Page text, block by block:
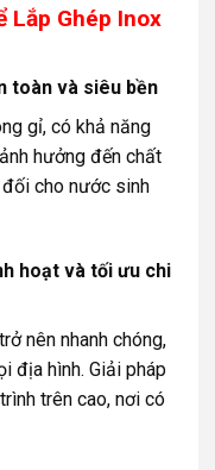
Lắp Ghép Inox
toàn và siêu bền
gỉ, có khả năng
hưởng đến chất
cho nước sinh
hoạt và tối ưu chi
nên nhanh chóng,
địa hình. Giải pháp
trên cao, nơi có